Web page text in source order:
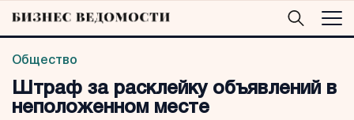
Общество
Штраф за расклейку объявлений в
неположенном месте